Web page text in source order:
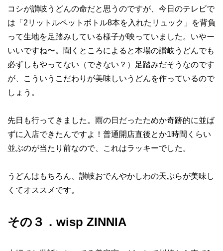
コシが讃岐うどんの命だと思うのですが、今日のテレビで
は「2リットルペットボトル8本を入れたリュック」を背負
って生地を足踏みしている様子が映っていました。いやー
いいですね〜。聞くところによると本場の讃岐うどんでも
必ずしもやってない（できない？）足踏みだそうなのです
が、こういうこだわりが美味しいうどんを作っているので
しょう。
先日も行ってきました。雨の日だったためか奇跡的に並ば
ずに入店できたんですよ！普通開店直後とか1時間くらい
並ぶのが当たり前なので、これはラッキーでした。
うどんはもちろん、讃岐おでんやかしわの天ぷらが美味し
くてオススメです。
その３．wisp ZINNIA